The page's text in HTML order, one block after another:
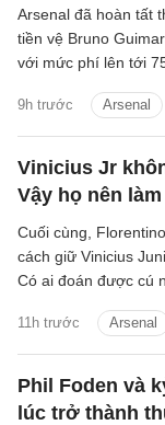
9h trước Arsenal
Arsenal đã hoàn tất
tiền vệ Bruno
với mức phí lên tới
Vinicius Jr
Vậy họ nên
11h trước Arsenal
Cuối cùng,
cách giữ Vinicius
Có ai đoán được cú
Phil Foden và
lúc trở thành